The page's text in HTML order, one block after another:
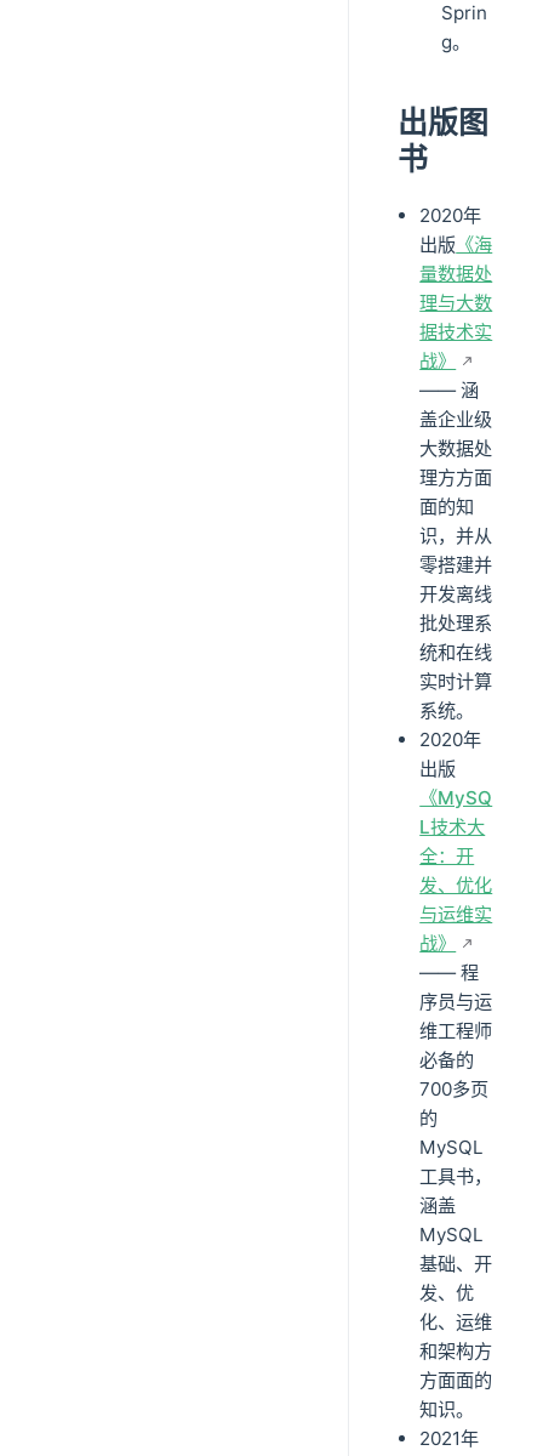
Sprin
g。
出版图
书
2020年
出版 《海
量数据处
理与大数
据技术实
战》
—— 涵
盖企业级
大数据处
理方方面
面的知
识，并从
零搭建并
开发离线
批处理系
统和在线
实时计算
系统。
2020年
出版
《MySQ
L技术大
全：开
发、优化
与运维实
战》
—— 程
序员与运
维工程师
必备的
700多页
的
MySQL
工具书，
涵盖
MySQL
基础、开
发、优
化、运维
和架构方
方面面的
知识。
2021年